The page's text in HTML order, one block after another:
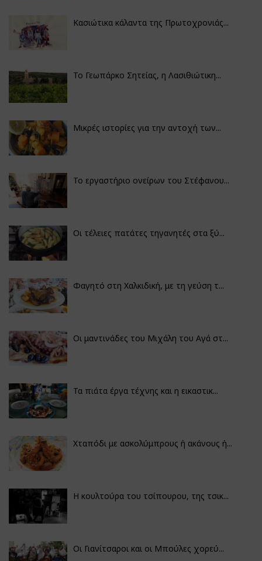
Κασιώτικα κάλαντα της Πρωτοχρονιάς...
Το Γεωπάρκο Σητείας, η Λασιθιώτικη...
Μικρές ιστορίες για την αντοχή των...
Το εργαστήριο ονείρων του Στέφανου...
Οι τέλειες πατάτες τηγανητές στα ξύ...
Φαγητό στη Χαλκιδική, με τη γεύση τ...
Οι μαντινάδες του Μιχάλη του Αγά στ...
Τα πιάτα έργα τέχνης και η εικαστικ...
Χταπόδι με ασκολύμπρους ή ακάνους ή...
Η κουλτούρα του τσίπουρου, της τσικ...
Οι Γιανίτσαροι και οι Μπούλες χορεύ...